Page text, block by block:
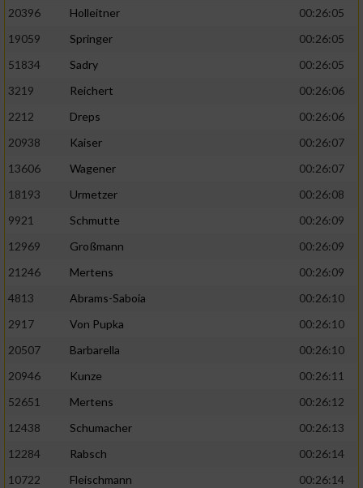
20396
Holleitner
00:26:05
19059
Springer
00:26:05
51834
Sadry
00:26:05
3219
Reichert
00:26:06
2212
Dreps
00:26:06
20938
Kaiser
00:26:07
13606
Wagener
00:26:07
18193
Urmetzer
00:26:08
9921
Schmutte
00:26:09
12969
Großmann
00:26:09
21246
Mertens
00:26:09
4813
Abrams-Saboia
00:26:10
2917
Von Pupka
00:26:10
20507
Barbarella
00:26:10
20946
Kunze
00:26:11
52651
Mertens
00:26:12
12438
Schumacher
00:26:13
12284
Rabsch
00:26:14
10722
Fleischmann
00:26:14